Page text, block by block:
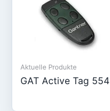
Aktuelle Produkte
GAT Active Tag 554